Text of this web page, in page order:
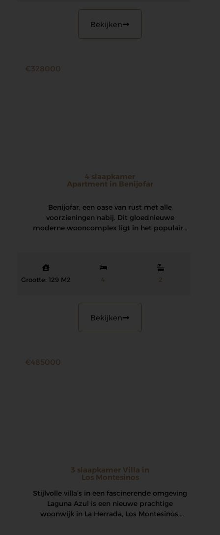
Bekijken
€328000
4 slaapkamer
Apartment in Benijofar
Benijofar, een oase van rust met alle
voorzieningen nabij. Dit gloednieuwe
moderne wooncomplex ligt in het populaire
Grootte: 129 M2 4 2
Bekijken
€485000
3 slaapkamer Villa in
Los Montesinos
Stijlvolle villa’s in een fascinerende omgeving
Laguna Azul is een nieuwe prachtige
woonwijk in La Herrada, Los Montesinos,